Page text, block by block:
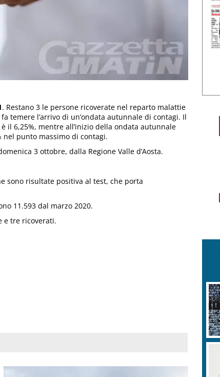
. Restano 3 le persone ricoverate nel reparto malattie
temere l’arrivo di un’ondata autunnale di contagi. Il
il 6,25%, mentre all’inizio della ondata autunnale
nel punto massimo di contagi.
3 ottobre, dalla Regione Valle d’Aosta.
sono risultate positiva al test, che porta
11.593 dal marzo 2020.
e tre ricoverati.